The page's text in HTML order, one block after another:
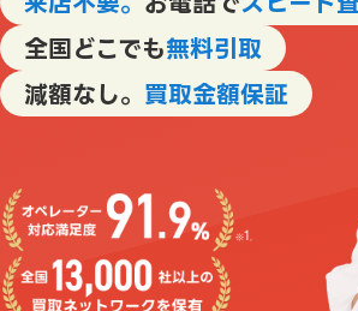
全国どこでも無料引取
減額なし。 買取金額保証